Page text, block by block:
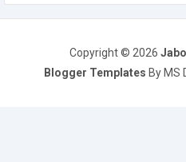
Copyright © 2026
Blogger Templates By MS